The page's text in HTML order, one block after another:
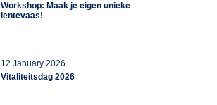
Workshop: Maak je eigen unieke
lentevaas!
12 January 2026
Vitaliteitsdag 2026